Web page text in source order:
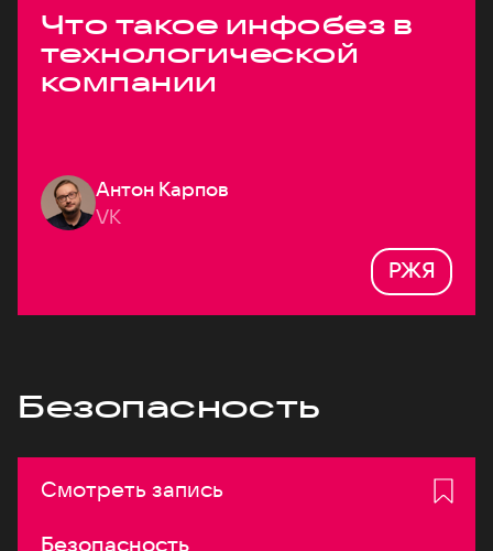
Что такое инфобез в
технологической
компании
Антон Карпов
VK
РЖЯ
Безопасность
Смотреть запись
Безопасность